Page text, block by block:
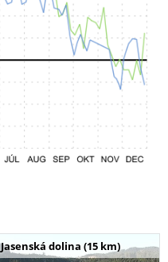
Jasenská dolina (15 km)